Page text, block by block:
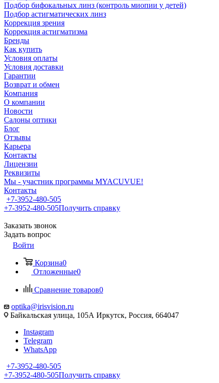
Подбор бифокальных линз (контроль миопии у детей)
Подбор астигматических линз
Коррекция зрения
Коррекция астигматизма
Бренды
Как купить
Условия оплаты
Условия доставки
Гарантии
Возврат и обмен
Компания
О компании
Новости
Салоны оптики
Блог
Отзывы
Карьера
Контакты
Лицензии
Реквизиты
Мы - участник программы MYACUVUE!
Контакты
+7-3952-480-505
+7-3952-480-505Получить справку
Заказать звонок
Задать вопрос
Войти
Корзина0
Отложенные0
Сравнение товаров0
optika@irisvision.ru
Байкальская улица, 105А Иркутск, Россия, 664047
Instagram
Telegram
WhatsApp
+7-3952-480-505
+7-3952-480-505Получить справку